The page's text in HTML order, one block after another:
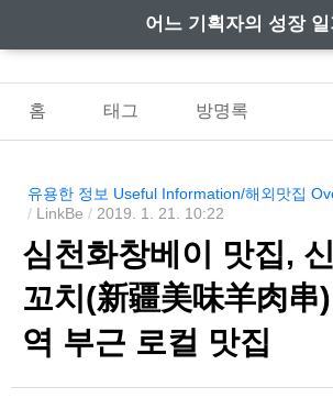
어느 기획자의 성장 일
홈 태그 방명록
유용한 정보 Useful Information/해외맛집
/ LinkBe / 2019. 1. 21. 10:22
심천화창베이 맛집,
꼬치(新疆美味羊肉串
역 부근 로컬 맛집